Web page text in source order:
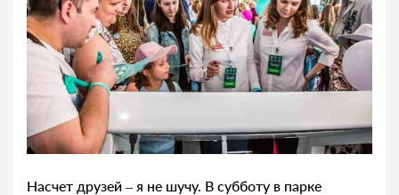
Насчет друзей – я не шучу. В субботу в парке